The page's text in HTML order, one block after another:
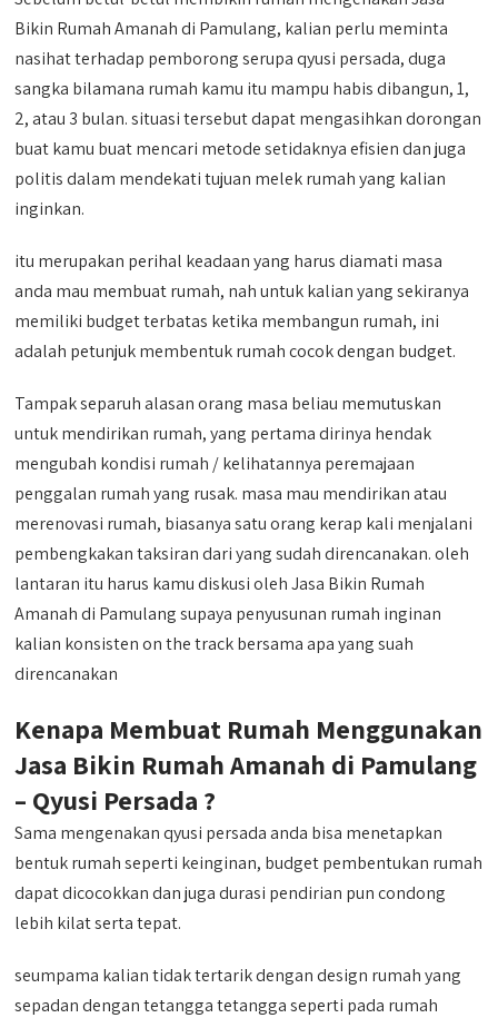
Bikin Rumah Amanah di Pamulang, kalian perlu meminta
nasihat terhadap pemborong serupa qyusi persada, duga
sangka bilamana rumah kamu itu mampu habis dibangun, 1,
2, atau 3 bulan. situasi tersebut dapat mengasihkan dorongan
buat kamu buat mencari metode setidaknya efisien dan juga
politis dalam mendekati tujuan melek rumah yang kalian
inginkan.
itu merupakan perihal keadaan yang harus diamati masa
anda mau membuat rumah, nah untuk kalian yang sekiranya
memiliki budget terbatas ketika membangun rumah, ini
adalah petunjuk membentuk rumah cocok dengan budget.
Tampak separuh alasan orang masa beliau memutuskan
untuk mendirikan rumah, yang pertama dirinya hendak
mengubah kondisi rumah / kelihatannya peremajaan
penggalan rumah yang rusak. masa mau mendirikan atau
merenovasi rumah, biasanya satu orang kerap kali menjalani
pembengkakan taksiran dari yang sudah direncanakan. oleh
lantaran itu harus kamu diskusi oleh Jasa Bikin Rumah
Amanah di Pamulang supaya penyusunan rumah inginan
kalian konsisten on the track bersama apa yang suah
direncanakan
Kenapa Membuat Rumah Menggunakan
Jasa Bikin Rumah Amanah di Pamulang
– Qyusi Persada ?
Sama mengenakan qyusi persada anda bisa menetapkan
bentuk rumah seperti keinginan, budget pembentukan rumah
dapat dicocokkan dan juga durasi pendirian pun condong
lebih kilat serta tepat.
seumpama kalian tidak tertarik dengan design rumah yang
sepadan dengan tetangga tetangga seperti pada rumah